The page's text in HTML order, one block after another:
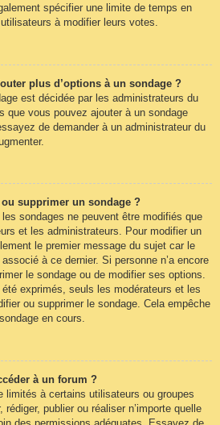
spécifier une limite de temps en
à modifier leurs votes.
plus d’options à un sondage ?
est décidée par les administrateurs du
que vous pouvez ajouter à un sondage
de demander à un administrateur du
supprimer un sondage ?
sondages ne peuvent être modifiés que
et les administrateurs. Pour modifier un
le premier message du sujet car le
à ce dernier. Si personne n’a encore
le sondage ou de modifier ses options.
exprimés, seuls les modérateurs et les
ou supprimer le sondage. Cela empêche
en cours.
à un forum ?
limités à certains utilisateurs ou groupes
rédiger, publier ou réaliser n’importe quelle